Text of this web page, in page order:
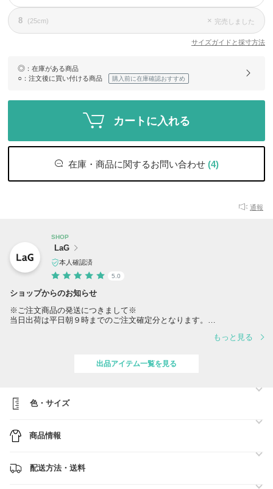
8 (25cm) × 完売しました
サイズガイドと採寸方法
◎ ：在庫がある商品
○ ：注文後に買い付ける商品 購入前に在庫確認おすすめ
カートに入れる
在庫・商品に関するお問い合わせ (4)
通報
SHOP
LaG
本人確認済
5.0
ショップからのお知らせ
※ご注文商品の発送につきまして※
当日出荷は平日朝９時までのご注文確定分となります。
休業日中にいただいたご注文・お問合せは
翌営業日に順次ご対応とさせていただきます。
有料にて一部商品を除き全品対応可能となります。
もっと見る
出品アイテム一覧を見る
色・サイズ
商品情報
配送方法・送料